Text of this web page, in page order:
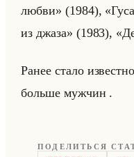
любви» (1984),
из джаза» (1983),
Ранее стало
больше муж­чин .
ПОДЕЛИТЬСЯ